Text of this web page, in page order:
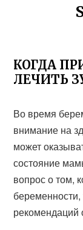
КОГДА
ЛЕЧИТЬ
Во время
внимание на
может
состояние
вопрос о том,
рекомендаций